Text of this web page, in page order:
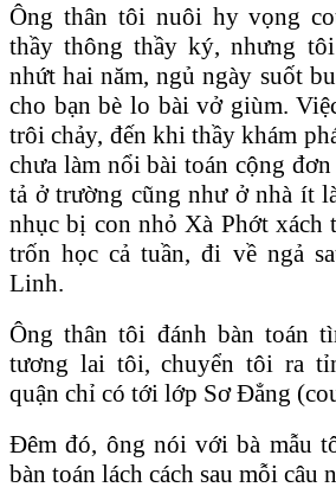
Ông thân tôi nuôi hy vọng
thầy thông thầy ký, nhưng
nhứt hai năm, ngủ ngày suốt
cho bạn bè lo bài vở giùm.
trôi chảy, đến khi thầy khám
chưa làm nổi bài toán cộng
tả ở trường cũng như ở nhà ít
nhục bị con nhỏ Xà Phớt xách
trốn học cả tuần, đi về ngả
Linh.
Ông thân tôi đánh bàn toán
tương lai tôi, chuyển tôi ra
quận chỉ có tới lớp Sơ Đẳng
Ðêm đó, ông nói với bà mẫu
bàn toán lách cách sau mỗi câu